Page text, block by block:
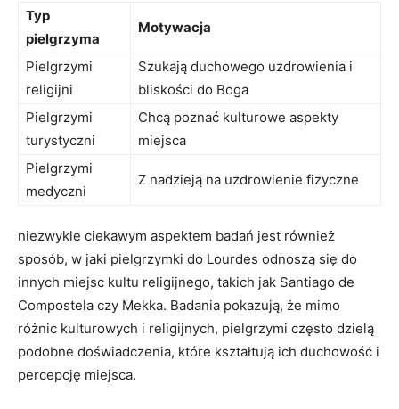
Typ
pielgrzyma
Motywacja
Pielgrzymi
religijni
Szukają duchowego uzdrowienia i
bliskości do Boga
Pielgrzymi
turystyczni
Chcą poznać kulturowe aspekty
miejsca
Pielgrzymi
medyczni
Z nadzieją na uzdrowienie fizyczne
niezwykle ciekawym aspektem badań jest również
sposób, w jaki pielgrzymki do Lourdes odnoszą się do
innych miejsc kultu religijnego, takich jak Santiago de
Compostela czy Mekka. Badania pokazują, że mimo
różnic kulturowych i religijnych, pielgrzymi często dzielą
podobne doświadczenia, które kształtują ich duchowość i
percepcję miejsca.